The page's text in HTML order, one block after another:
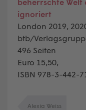
ignoriert
London 2019,
btb/
496 Seiten
Euro 15,50,
ISBN 978-3-442-
Alexia Weiss